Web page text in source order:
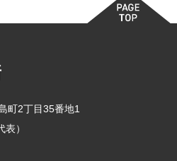
町2丁目35番地1
）